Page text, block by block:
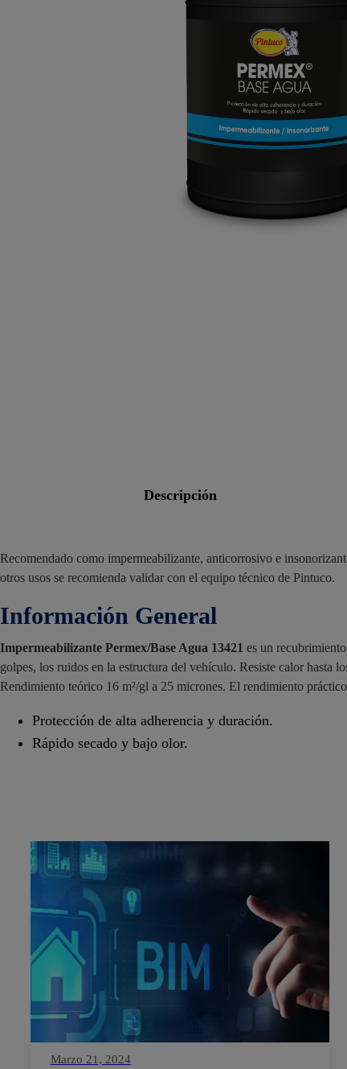
descripción
Recomendado como impermeabilizante, anticorrosivo e
otros usos se recomienda validar con el equipo técnico de Pintuco.
Información General
Impermeabilizante Permex/Base Agua 13421 es un
golpes, los ruidos en la estructura del vehículo. Resiste calor hasta
Rendimiento teórico 16 m²/gl a 25 micrones. El rendimiento
Protección de alta adherencia y duración.
Rápido secado y bajo olor.
Marzo 21, 2024